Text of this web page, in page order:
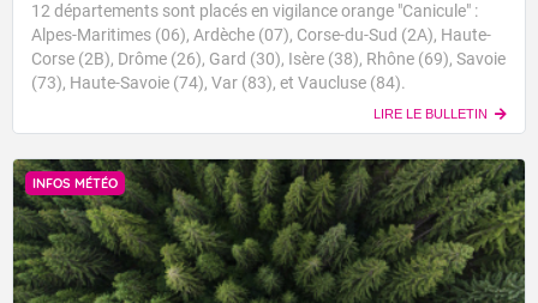
12 départements sont placés en vigilance orange "Canicule" :
Alpes-Maritimes (06), Ardèche (07), Corse-du-Sud (2A), Haute-
Corse (2B), Drôme (26), Gard (30), Isère (38), Rhône (69), Savoie
(73), Haute-Savoie (74), Var (83), et Vaucluse (84).
LIRE LE BULLETIN
INFOS MÉTÉO